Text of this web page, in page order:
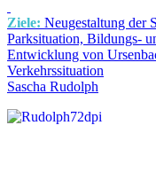
Ziele: Neugestaltung der
Parksituation, Bildungs-
Entwicklung von
Verkehrssituation
Sascha Rudolph